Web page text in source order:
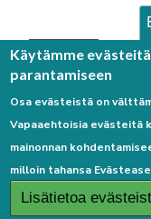
Palaute
Linkkejä
Käytämme
parantamiseen
Osa evästeistä on
Vapaaehtoisia evästeitä
mainonnan
milloin tahansa
Lisätietoa